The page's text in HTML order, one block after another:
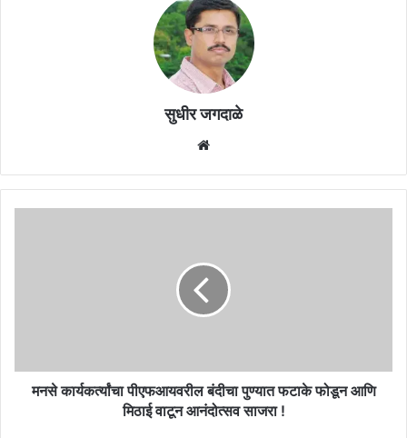
सुधीर जगदाळे
मिठाई
वाटूनमनसे कार्यकर्त्यांचा पीएफआयवरील बंदीचा पुण्यात फटाके फोडून आणि
मिठाई वाटून आनंदोत्सव साजरा !